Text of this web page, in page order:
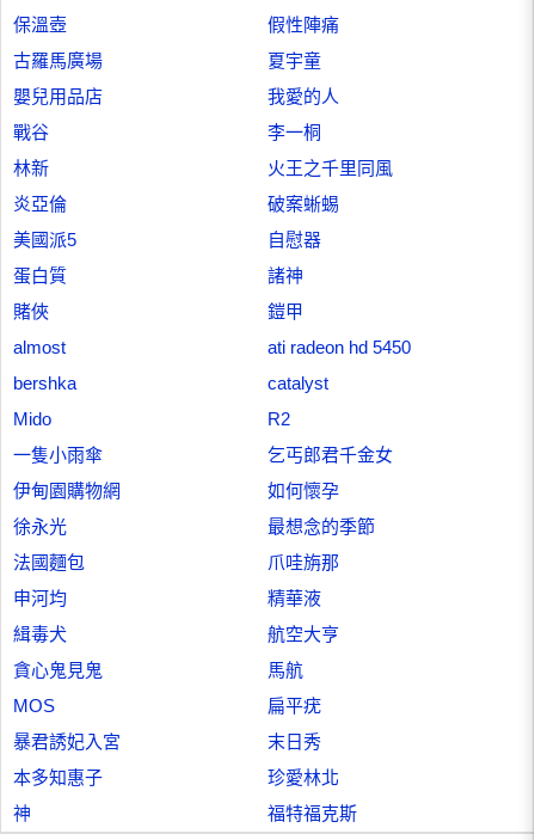
保溫壺
假性陣痛
古羅馬廣場
夏宇童
嬰兒用品店
我愛的人
戰谷
李一桐
林新
火王之千里同風
炎亞倫
破案蜥蜴
美國派5
自慰器
蛋白質
諸神
賭俠
鎧甲
almost
ati radeon hd 5450
bershka
catalyst
Mido
R2
一隻小雨傘
乞丐郎君千金女
伊甸園購物網
如何懷孕
徐永光
最想念的季節
法國麵包
爪哇旃那
申河均
精華液
緝毒犬
航空大亨
貪心鬼見鬼
馬航
MOS
扁平疣
暴君誘妃入宮
末日秀
本多知惠子
珍愛林北
神
福特福克斯